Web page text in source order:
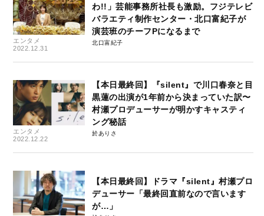
エンタメ
2022.12.31
わ!!」芸能事務所社長も激励。フジテレビ
バラエティ制作センター・北口富紀子が
演芸班のチーフPになるまで
北口富紀子
エンタメ
2022.12.22
【本日最終回】『silent』で川口春奈と目
黒蓮の出演が1年前から決まっていた訳〜
村瀬プロデューサーが明かすキャスティ
ング秘話
於ありさ
【本日最終回】ドラマ『silent』村瀬プロ
デューサー「最終回直前なので言います
が…」